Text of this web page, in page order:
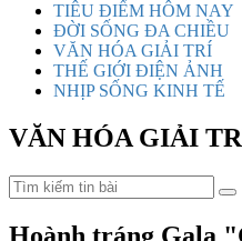
TIÊU ĐIỂM HÔM NAY
ĐỜI SỐNG ĐA CHIỀU
VĂN HÓA GIẢI TRÍ
THẾ GIỚI ĐIỆN ẢNH
NHỊP SỐNG KINH TẾ
VĂN HÓA GIẢI